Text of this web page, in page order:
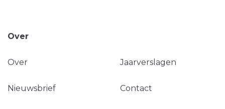
Over
Over Jaarverslagen
Nieuwsbrief Contact